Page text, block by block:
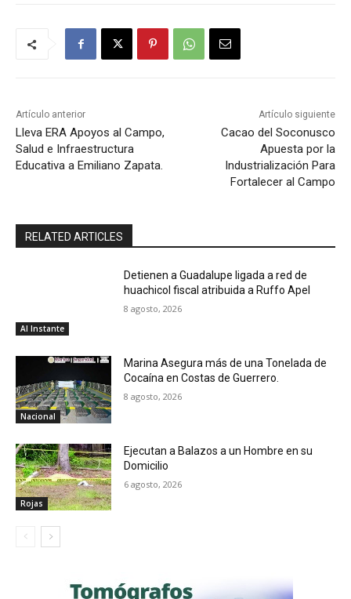
Artículo anterior
Lleva ERA Apoyos al Campo,
Salud e Infraestructura
Educativa a Emiliano Zapata.
Artículo siguiente
Cacao del Soconusco
Apuesta por la
Industrialización Para
Fortalecer al Campo
RELATED ARTICLES
Al Instante
Detienen a Guadalupe ligada a red de
huachicol fiscal atribuida a Ruffo Apel
8 agosto, 2026
Nacional
Marina Asegura más de una Tonelada de
Cocaína en Costas de Guerrero.
8 agosto, 2026
Rojas
Ejecutan a Balazos a un Hombre en su
Domicilio
6 agosto, 2026